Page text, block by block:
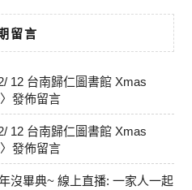
留言
12 台南歸仁圖書館 Xmas
〉發佈留言
12 台南歸仁圖書館 Xmas
〉發佈留言
沒畢典~ 線上直播: 一家人一起